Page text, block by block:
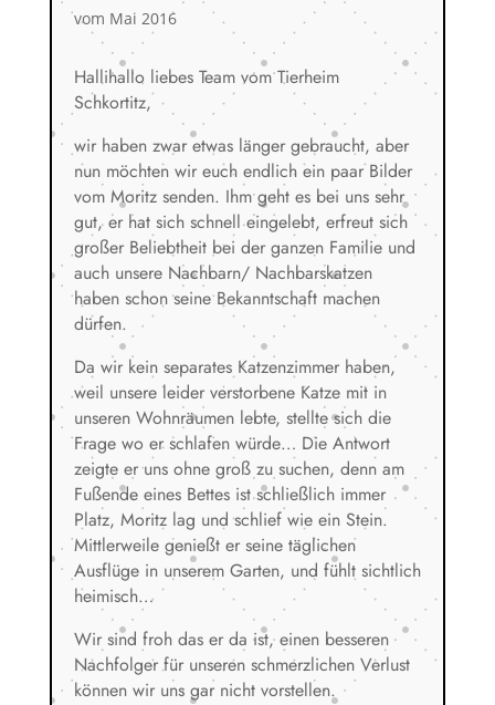
vom Mai 2016
Hallihallo liebes Team vom Tierheim
Schkortitz,
wir haben zwar etwas länger gebraucht, aber
nun möchten wir euch endlich ein paar Bilder
vom Moritz senden. Ihm geht es bei uns sehr
gut, er hat sich schnell eingelebt, erfreut sich
großer Beliebtheit bei der ganzen Familie und
auch unsere Nachbarn/ Nachbarskatzen
haben schon seine Bekanntschaft machen
dürfen.
Da wir kein separates Katzenzimmer haben,
weil unsere leider verstorbene Katze mit in
unseren Wohnräumen lebte, stellte sich die
Frage wo er schlafen würde… Die Antwort
zeigte er uns ohne groß zu suchen, denn am
Fußende eines Bettes ist schließlich immer
Platz, Moritz lag und schlief wie ein Stein.
Mittlerweile genießt er seine täglichen
Ausflüge in unserem Garten, und fühlt sichtlich
heimisch…
Wir sind froh das er da ist, einen besseren
Nachfolger für unseren schmerzlichen Verlust
können wir uns gar nicht vorstellen.